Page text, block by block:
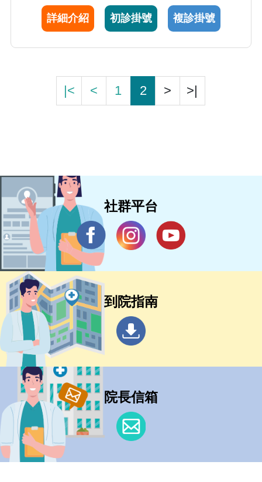
會的會員。
詳細介紹 初診掛號 複診掛號
|< < 1 2 > >|
社群平台
到院指南
院長信箱